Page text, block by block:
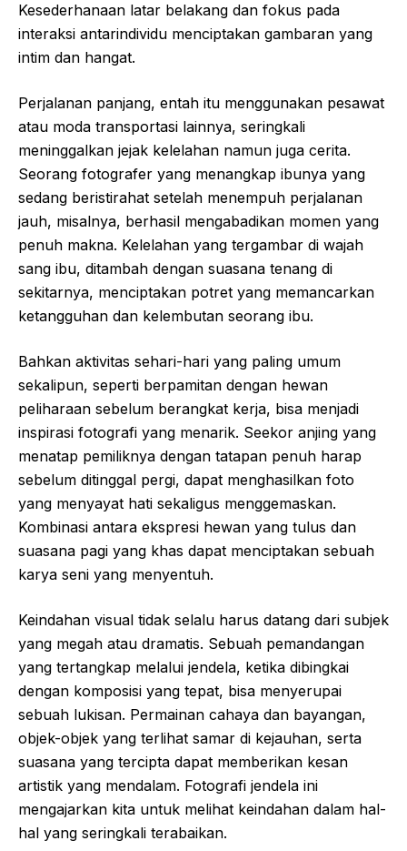
Kesederhanaan latar belakang dan fokus pada
interaksi antarindividu menciptakan gambaran yang
intim dan hangat.
Perjalanan panjang, entah itu menggunakan pesawat
atau moda transportasi lainnya, seringkali
meninggalkan jejak kelelahan namun juga cerita.
Seorang fotografer yang menangkap ibunya yang
sedang beristirahat setelah menempuh perjalanan
jauh, misalnya, berhasil mengabadikan momen yang
penuh makna. Kelelahan yang tergambar di wajah
sang ibu, ditambah dengan suasana tenang di
sekitarnya, menciptakan potret yang memancarkan
ketangguhan dan kelembutan seorang ibu.
Bahkan aktivitas sehari-hari yang paling umum
sekalipun, seperti berpamitan dengan hewan
peliharaan sebelum berangkat kerja, bisa menjadi
inspirasi fotografi yang menarik. Seekor anjing yang
menatap pemiliknya dengan tatapan penuh harap
sebelum ditinggal pergi, dapat menghasilkan foto
yang menyayat hati sekaligus menggemaskan.
Kombinasi antara ekspresi hewan yang tulus dan
suasana pagi yang khas dapat menciptakan sebuah
karya seni yang menyentuh.
Keindahan visual tidak selalu harus datang dari subjek
yang megah atau dramatis. Sebuah pemandangan
yang tertangkap melalui jendela, ketika dibingkai
dengan komposisi yang tepat, bisa menyerupai
sebuah lukisan. Permainan cahaya dan bayangan,
objek-objek yang terlihat samar di kejauhan, serta
suasana yang tercipta dapat memberikan kesan
artistik yang mendalam. Fotografi jendela ini
mengajarkan kita untuk melihat keindahan dalam hal-
hal yang seringkali terabaikan.